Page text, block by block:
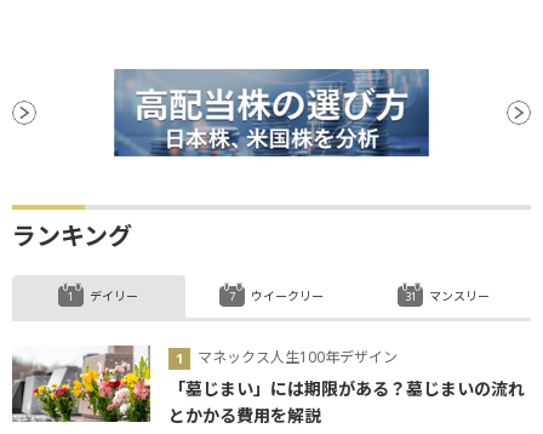
ランキング
デイリー
マネックス人生100年デザイン
「墓じまい」には期限がある？墓じまいの流れ
とかかる費用を解説
ウイークリー マンスリー